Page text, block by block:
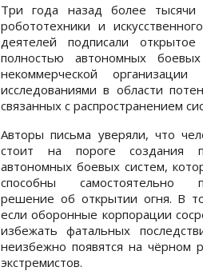
Три года назад более тысячи
робототехники и
деятелей подписали
полностью автономных
некоммерческой
исследованиями в области
связанных с распространением
Авторы письма уверяли, что
стоит на пороге создания
автономных боевых систем,
способны самостоятельно
решение об открытии огня. В
если оборонные корпорации
избежать фатальных
неизбежно появятся на чёрном
экстремистов.